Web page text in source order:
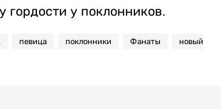
гордости у поклонников.
певица поклонники Фанаты новый